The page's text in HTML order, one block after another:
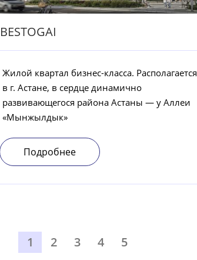
BESTOGAI
Жилой квартал бизнес-класса. Располагается
в г. Астане, в сердце динамично
развивающегося района Астаны — у Аллеи
«Мынжылдык»
Подробнее
1 2 3 4 5